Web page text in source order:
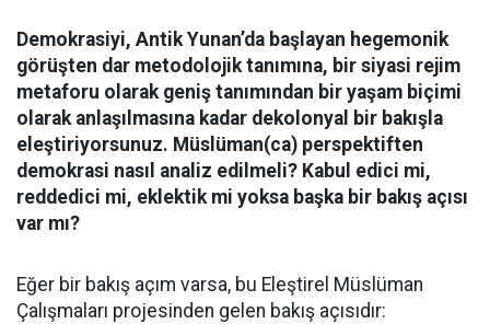
Demokrasiyi, Antik Yunan’da başlayan hegemonik
görüşten dar metodolojik tanımına, bir siyasi rejim
metaforu olarak geniş tanımından bir yaşam biçimi
olarak anlaşılmasına kadar dekolonyal bir bakışla
eleştiriyorsunuz. Müslüman(ca) perspektiften
demokrasi nasıl analiz edilmeli? Kabul edici mi,
reddedici mi, eklektik mi yoksa başka bir bakış açısı
var mı?
Eğer bir bakış açım varsa, bu Eleştirel Müslüman
Çalışmaları projesinden gelen bakış açısıdır: